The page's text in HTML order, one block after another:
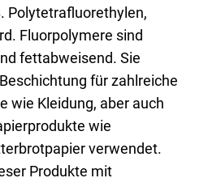
Polytetrafluorethylen,
Fluorpolymere sind
fettabweisend. Sie
für zahlreiche
wie Kleidung, aber auch
wie
verwendet.
Produkte mit